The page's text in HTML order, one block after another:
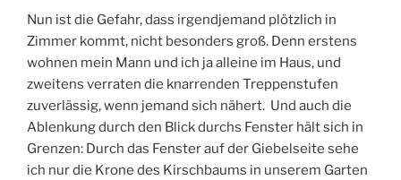
Nun ist die Gefahr, dass irgendjemand plötzlich in
Zimmer kommt, nicht besonders groß. Denn erstens
wohnen mein Mann und ich ja alleine im Haus, und
zweitens verraten die knarrenden Treppenstufen
zuverlässig, wenn jemand sich nähert. Und auch die
Ablenkung durch den Blick durchs Fenster hält sich in
Grenzen: Durch das Fenster auf der Giebelseite sehe
ich nur die Krone des Kirschbaums in unserem Garten